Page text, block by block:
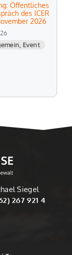
Öffentliches
des ICER
2026
Event
Siegel
267 921 4